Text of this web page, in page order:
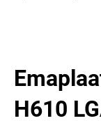
H610